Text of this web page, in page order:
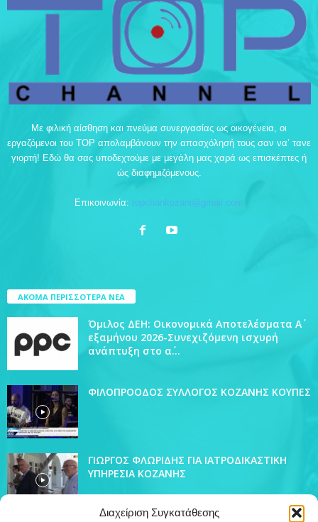
Διαχείριση Συγκατάθεσης
Με φιλική αίσθηση και πνεύμα συνεργασίας ως οικογένεια, οι
εργαζόμενοι του TOP απολαμβάνουν την απασχόλησή τους σαν να’ τανε
γιορτή! Εδώ θα σας υποδεχτούμε με μεγάλη μας χαρά ως επισκέπτες ή
ώς διαφημιζόμενους.
Επικοινωνία: topchankozani@gmail.com
ΑΚΟΜΑ ΠΕΡΙΣΣΟΤΕΡΑ ΝΕΑ
Όμιλος ΔΕΗ: Οικονομικά Αποτελέσματα Α΄
εξαμήνου 2026-Συνεχιζόμενη ισχυρή
ανάπτυξη στο α΄...
ΦΙΛΟΠΡΟΟΔΟΣ ΣΥΛΛΟΓΟΣ ΚΟΖΑΝΗΣ ΚΟΥΠΕΣ
ΓΙΩΡΓΟΣ ΦΛΩΡΙΔΗΣ ΓΙΑ ΙΑΤΡΟΔΙΚΑΣΤΙΚΗ
ΥΠΗΡΕΣΙΑ ΚΟΖΑΝΗΣ